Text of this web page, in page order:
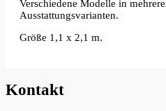
Verschiedene Modelle in
Ausstattungsvarianten.
Größe 1,1 x 2,1 m.
Kontakt